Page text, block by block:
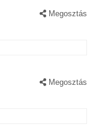
Megosztás
Megosztás